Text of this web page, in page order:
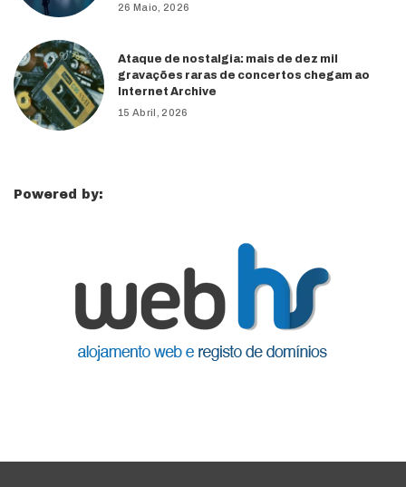
26 Maio, 2026
Ataque de nostalgia: mais de dez mil
gravações raras de concertos chegam ao
Internet Archive
15 Abril, 2026
Powered by: